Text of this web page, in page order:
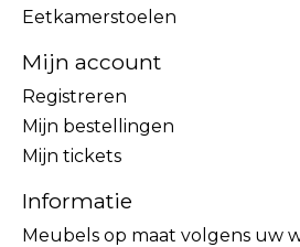
Eetkamerstoelen
Mijn account
Registreren
Mijn bestellingen
Mijn tickets
Informatie
Meubels op maat volgens uw